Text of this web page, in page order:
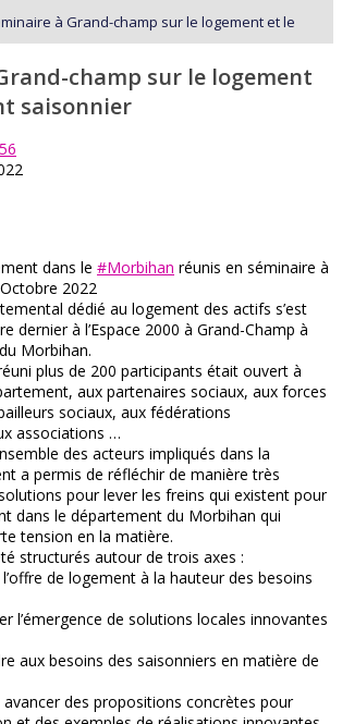
à Grand-champ sur le logement et le
champ sur le logement
saisonnier
dans le #Morbihan réunis en séminaire à
2022
dédié au logement des actifs s’est
dernier à l’Espace 2000 à Grand-Champ à
Morbihan.
plus de 200 participants était ouvert à
aux partenaires sociaux, aux forces
sociaux, aux fédérations
associations …
des acteurs impliqués dans la
a permis de réfléchir de manière très
pour lever les freins qui existent pour
dans le département du Morbihan qui
tension en la matière.
structurés autour de trois axes :
de logement à la hauteur des besoins
l’émergence de solutions locales innovantes
aux besoins des saisonniers en matière de
avancer des propositions concrètes pour